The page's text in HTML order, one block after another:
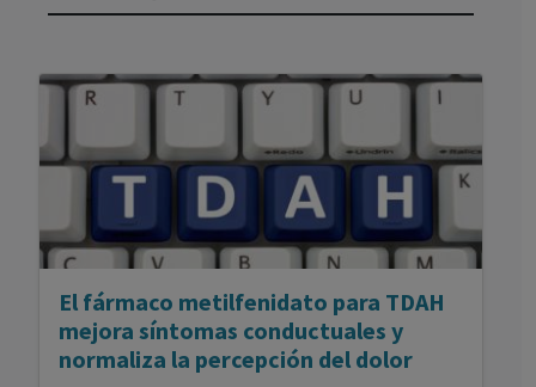
El fármaco metilfenidato para TDAH
mejora síntomas conductuales y
normaliza la percepción del dolor